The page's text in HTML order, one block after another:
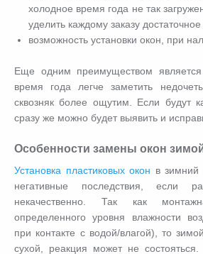
холодное время года не так
уделить каждому заказу
возможность установки окон, при
Еще одним преимуществом
время года легче заметить
сквозняк более ощутим. Если будут
сразу же можно будет выявить и
Особенности замены окон
Установка пластиковых окон в
негативные последствия, если
некачественно. Так как
определенного уровня влажности
при контакте с водой/влагой), то
сухой, реакция может не